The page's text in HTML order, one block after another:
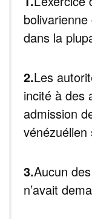
dans la
2.Les
incité à des
admission
3.Aucun
n’avait